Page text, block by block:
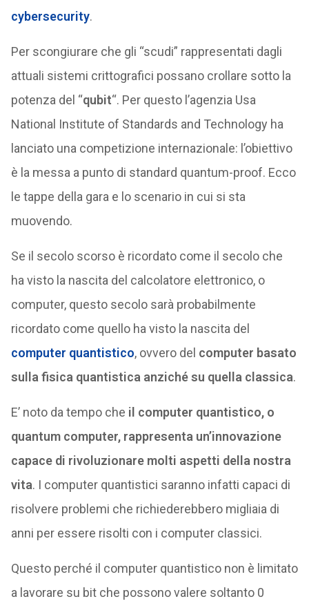
cybersecurity.
Per scongiurare che gli “scudi” rappresentati dagli
attuali sistemi crittografici possano crollare sotto la
potenza del “qubit“. Per questo l’agenzia Usa
National Institute of Standards and Technology ha
lanciato una competizione internazionale: l’obiettivo
è la messa a punto di standard quantum-proof. Ecco
le tappe della gara e lo scenario in cui si sta
muovendo.
Se il secolo scorso è ricordato come il secolo che
ha visto la nascita del calcolatore elettronico, o
computer, questo secolo sarà probabilmente
ricordato come quello ha visto la nascita del
computer quantistico, ovvero del computer basato
sulla fisica quantistica anziché su quella classica.
E’ noto da tempo che il computer quantistico, o
quantum computer, rappresenta un’innovazione
capace di rivoluzionare molti aspetti della nostra
vita. I computer quantistici saranno infatti capaci di
risolvere problemi che richiederebbero migliaia di
anni per essere risolti con i computer classici.
Questo perché il computer quantistico non è limitato
a lavorare su bit che possono valere soltanto 0